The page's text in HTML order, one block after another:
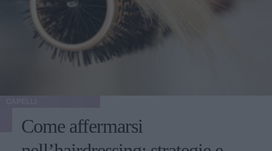
Come affermarsi